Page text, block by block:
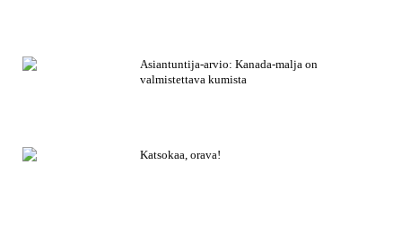
Asiantuntija-arvio: Kanada-malja on
valmistettava kumista
Katsokaa, orava!